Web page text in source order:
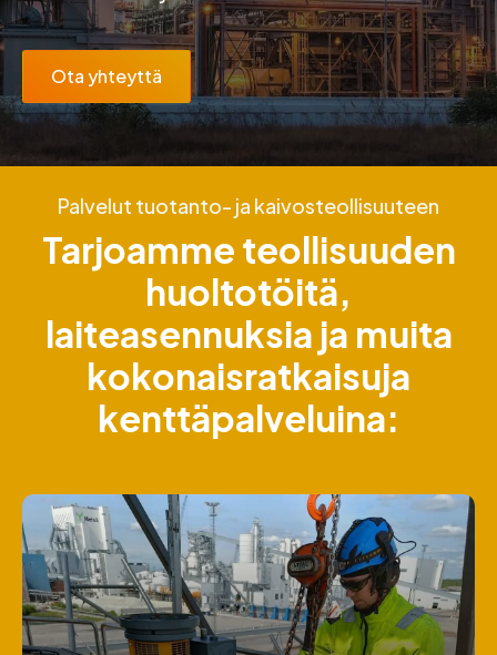
Ota yhteyttä
Palvelut tuotanto- ja kaivosteollisuuteen
Tarjoamme teollisuuden
huoltotöitä,
laiteasennuksia ja muita
kokonaisratkaisuja
kenttäpalveluina: